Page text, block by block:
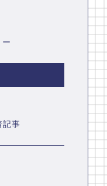
ー
記事